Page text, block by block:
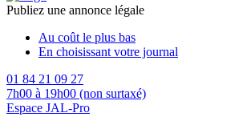
Publiez une annonce légale
Au coût le plus bas
En choisissant votre journal
01 84 21 09 27
7h00 à 19h00 (non surtaxé)
Espace JAL-Pro